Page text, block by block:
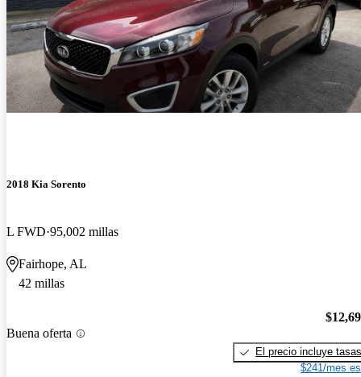
2018 Kia Sorento
L FWD 95,002 millas
Fairhope, AL
42 millas
Buena oferta
El precio incluye tasas
$241/mes